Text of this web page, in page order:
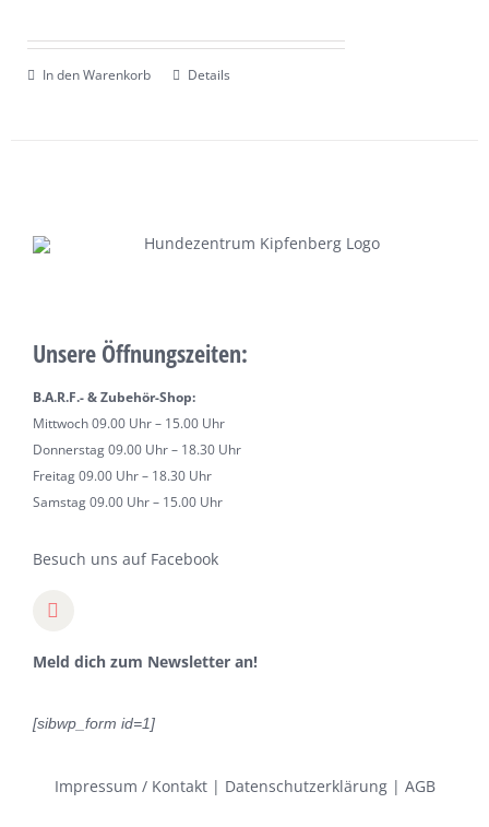
In den Warenkorb Details
Unsere Öffnungszeiten:
B.A.R.F.- & Zubehör-Shop:
Mittwoch 09.00 Uhr – 15.00 Uhr
Donnerstag 09.00 Uhr – 18.30 Uhr
Freitag 09.00 Uhr – 18.30 Uhr
Samstag 09.00 Uhr – 15.00 Uhr
Besuch uns auf Facebook
Meld dich zum Newsletter an!
[sibwp_form id=1]
Impressum / Kontakt| Datenschutzerklärung| AGB